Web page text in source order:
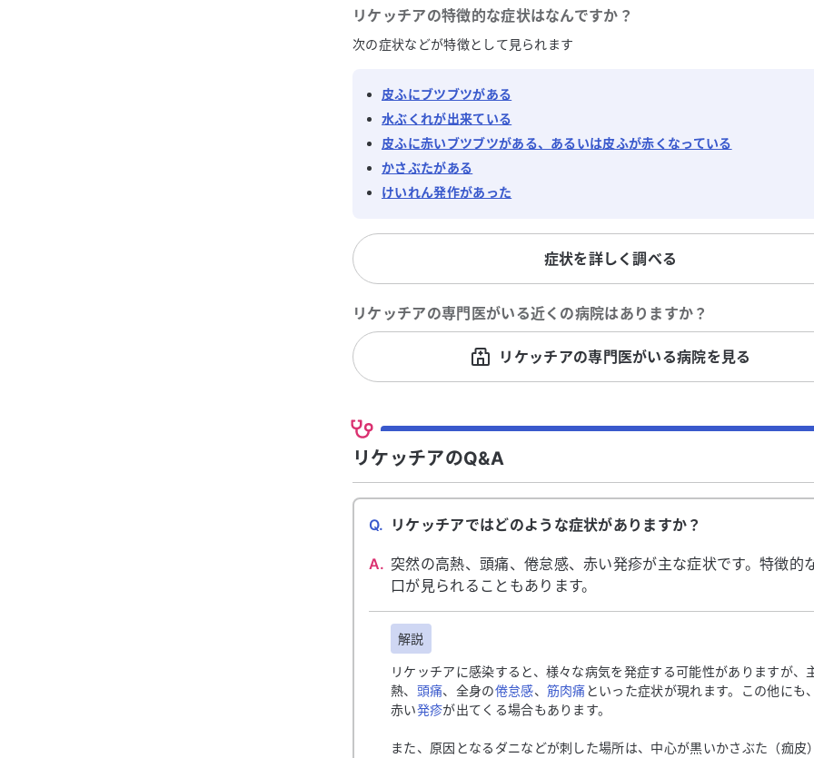
リケッチアの特徴的な症状はなんですか？
次の症状などが特徴として見られます
皮ふにブツブツがある
水ぶくれが出来ている
皮ふに赤いブツブツがある、あるいは皮ふが赤くなっている
かさぶたがある
けいれん発作があった
症状を詳しく調べる
リケッチアの専門医がいる近くの病院はありますか？
リケッチアの専門医がいる病院を見る
リケッチアのQ&A
Q. リケッチアではどのような症状がありますか？
A. 突然の高熱、頭痛、倦怠感、赤い発疹が主な症状です。特徴的
口が見られることもあります。
解説
リケッチアに感染すると、様々な病気を発症する可能性がありますが、
熱、 頭痛、全身の倦怠感、 筋肉痛 といった症状が現れます。この他にも
赤い発疹が出てくる場合もあります。
また、原因となるダニなどが刺した場所は、中心が黒いかさぶた（痂皮